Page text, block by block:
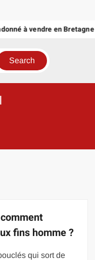
à vendre en Bretagne
fins homme ?
qui sort de